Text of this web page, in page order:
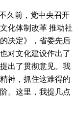
久前，党中央召开
化体制改革 推动社
决定》，省委先后
对文化建设作出了
出了贯彻意见。我
神，抓住这难得的
。这里，我提几点